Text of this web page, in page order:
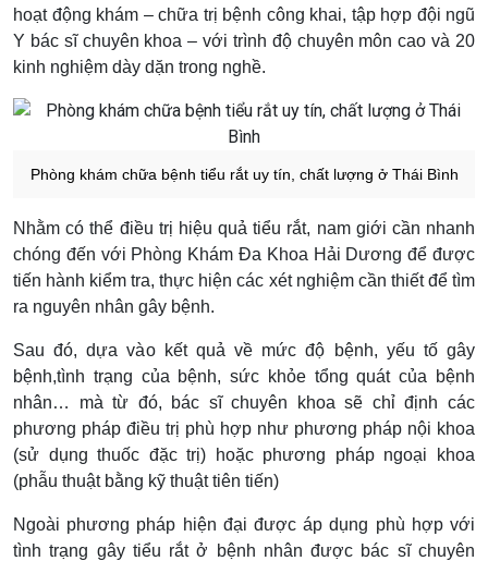
hoạt động khám – chữa trị bệnh công khai, tập hợp đội ngũ
Y bác sĩ chuyên khoa – với trình độ chuyên môn cao và 20
kinh nghiệm dày dặn trong nghề.
Phòng khám chữa bệnh tiểu rắt uy tín, chất lượng ở Thái Bình
Nhằm có thể điều trị hiệu quả tiểu rắt, nam giới cần nhanh
chóng đến với Phòng Khám Đa Khoa Hải Dương để được
tiến hành kiểm tra, thực hiện các xét nghiệm cần thiết để tìm
ra nguyên nhân gây bệnh.
Sau đó, dựa vào kết quả về mức độ bệnh, yếu tố gây
bệnh,tình trạng của bệnh, sức khỏe tổng quát của bệnh
nhân… mà từ đó, bác sĩ chuyên khoa sẽ chỉ định các
phương pháp điều trị phù hợp như phương pháp nội khoa
(sử dụng thuốc đặc trị) hoặc phương pháp ngoại khoa
(phẫu thuật bằng kỹ thuật tiên tiến)
Ngoài phương pháp hiện đại được áp dụng phù hợp với
tình trạng gây tiểu rắt ở bệnh nhân được bác sĩ chuyên